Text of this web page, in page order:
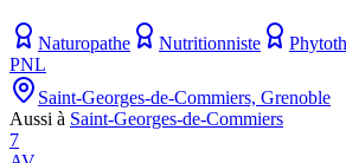
Naturopathe Nutritionniste
PNL
Saint-Georges-de-Commiers, Grenoble
Aussi à Saint-Georges-de-Commiers
7